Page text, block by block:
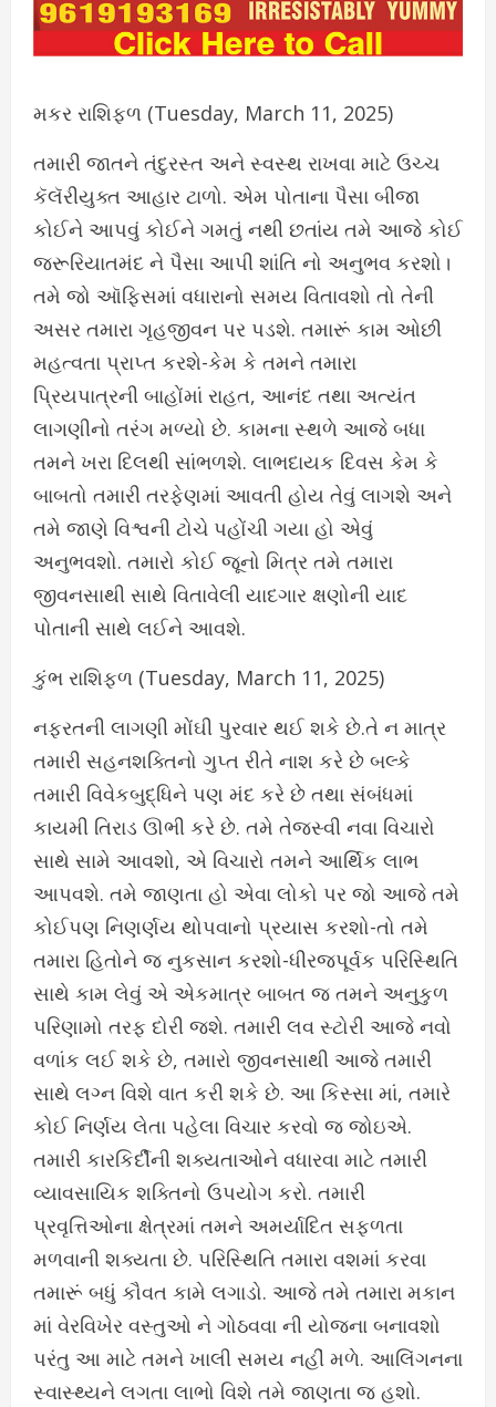
મકર રાશિફળ (Tuesday, March 11, 2025)
તમારી જાતને તંદુરસ્ત અને સ્વસ્થ રાખવા માટે ઉચ્ચ
કૅલૅરીયુક્ત આહાર ટાળો. એમ પોતાના પૈસા બીજા
કોઈને આપવું કોઈને ગમતું નથી છતાંય તમે આજે કોઈ
જરૂરિયાતમંદ ને પૈસા આપી શાંતિ નો અનુભવ કરશો।
તમે જો ઑફિસમાં વધારાનો સમય વિતાવશો તો તેની
અસર તમારા ગૃહજીવન પર પડશે. તમારૂં કામ ઓછી
મહત્વતા પ્રાપ્ત કરશે-કેમ કે તમને તમારા
પ્રિયપાત્રની બાહોંમાં રાહત, આનંદ તથા અત્યંત
લાગણીનો તરંગ મળ્યો છે. કામના સ્થળે આજે બધા
તમને ખરા દિલથી સાંભળશે. લાભદાયક દિવસ કેમ કે
બાબતો તમારી તરફેણમાં આવતી હોય તેવું લાગશે અને
તમે જાણે વિશ્વની ટોચે પહોંચી ગયા હો એવું
અનુભવશો. તમારો કોઈ જૂનો મિત્ર તમે તમારા
જીવનસાથી સાથે વિતાવેલી યાદગાર ક્ષણોની યાદ
પોતાની સાથે લઈને આવશે.
કુંભ રાશિફળ (Tuesday, March 11, 2025)
નફરતની લાગણી મોંઘી પુરવાર થઈ શકે છે.તે ન માત્ર
તમારી સહનશક્તિનો ગુપ્ત રીતે નાશ કરે છે બલ્કે
તમારી વિવેકબુદ્ધિને પણ મંદ કરે છે તથા સંબંધમાં
કાયમી તિરાડ ઊભી કરે છે. તમે તેજસ્વી નવા વિચારો
સાથે સામે આવશો, એ વિચારો તમને આર્થિક લાભ
આપવશે. તમે જાણતા હો એવા લોકો પર જો આજે તમે
કોઈપણ નિણર્ણય થોપવાનો પ્રયાસ કરશો-તો તમે
તમારા હિતોને જ નુકસાન કરશો-ધીરજપૂર્વક પરિસ્થિતિ
સાથે કામ લેવું એ એકમાત્ર બાબત જ તમને અનુકુળ
પરિણામો તરફ દોરી જશે. તમારી લવ સ્ટોરી આજે નવો
વળાંક લઈ શકે છે, તમારો જીવનસાથી આજે તમારી
સાથે લગ્ન વિશે વાત કરી શકે છે. આ કિસ્સા માં, તમારે
કોઈ નિર્ણય લેતા પહેલા વિચાર કરવો જ જોઇએ.
તમારી કારકિર્દીની શક્યતાઓને વધારવા માટે તમારી
વ્યાવસાયિક શક્તિનો ઉપયોગ કરો. તમારી
પ્રવૃત્તિઓના ક્ષેત્રમાં તમને અમર્યાદિત સફળતા
મળવાની શક્યતા છે. પરિસ્થિતિ તમારા વશમાં કરવા
તમારૂં બધું કૌવત કામે લગાડો. આજે તમે તમારા મકાન
માં વેરવિખેર વસ્તુઓ ને ગોઠવવા ની યોજના બનાવશો
પરંતુ આ માટે તમને ખાલી સમય નહીં મળે. આલિંગનના
સ્વાસ્થ્યને લગતા લાભો વિશે તમે જાણતા જ હશો.